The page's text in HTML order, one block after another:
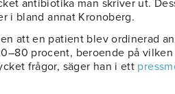
antibiotika man skriver ut.
i bland annat Kronoberg.
att en patient blev ordinerad
procent, beroende på
frågor, säger han i ett